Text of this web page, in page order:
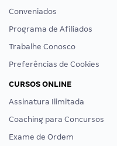
Conveniados
Programa de Afiliados
Trabalhe Conosco
Preferências de Cookies
CURSOS ONLINE
Assinatura Ilimitada
Coaching para Concursos
Exame de Ordem